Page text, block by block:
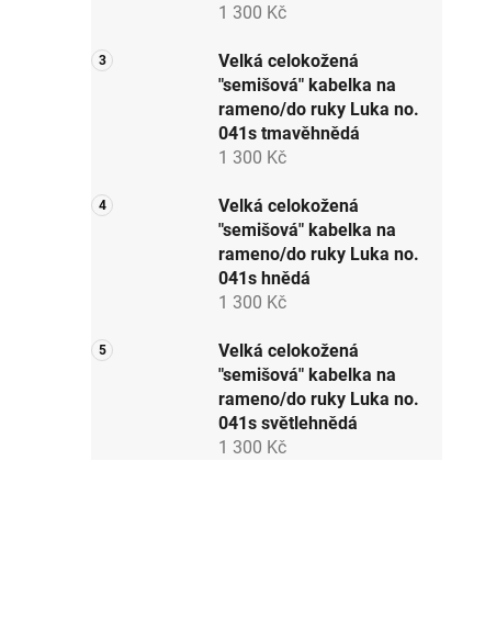
e
1 300 Kč
Velká celokožená
"semišová" kabelka na
rameno/do ruky Luka no.
041s tmavěhnědá
1 300 Kč
Velká celokožená
"semišová" kabelka na
rameno/do ruky Luka no.
041s hnědá
1 300 Kč
Velká celokožená
"semišová" kabelka na
rameno/do ruky Luka no.
041s světlehnědá
1 300 Kč